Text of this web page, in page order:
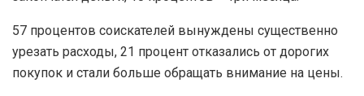
57 процентов соискателей вынуждены существенно
урезать расходы, 21 процент отказались от дорогих
покупок и стали больше обращать внимание на цены.